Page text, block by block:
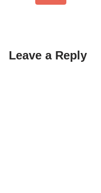
Leave a Reply